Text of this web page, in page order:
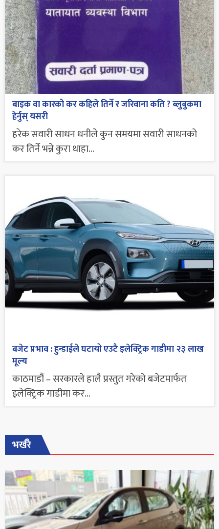
बाइक वा कारको कर कहिले तिर्ने र जरिवाना कति ? ब्लुबुकमा
हेर्नुस् यसरी
हरेक सवारी साधन धनीले कुन समयमा सवारी साधनको
कर तिर्ने भन्ने कुरा थाहा...
बजेट प्रभाव : हुन्डाईले घटायो एउटै इलेक्ट्रिक गाडीमा २३ लाख
मूल्य
काठमाडौं – सरकारले हालै प्रस्तुत गरेको बजेटमार्फत
इलेक्ट्रिक गाडीमा कर...
भर्खरै